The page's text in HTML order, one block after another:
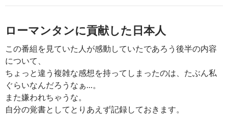
ローマンタンに貢献した日本人
この番組を見ていた人が感動していたであろう後半の内容
について、
ちょっと違う複雑な感想を持ってしまったのは、たぶん私
ぐらいなんだろうなぁ…。
また嫌われちゃうな。
自分の覚書としてとりあえず記録しておきます。